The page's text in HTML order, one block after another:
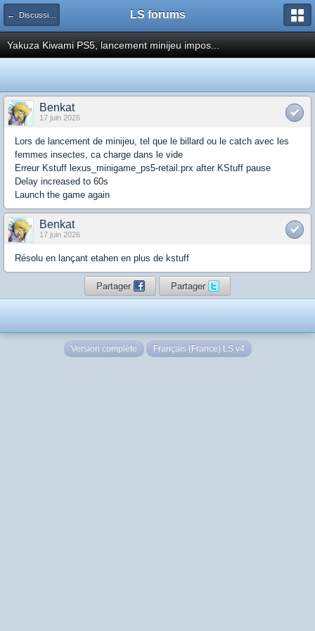
← Discussions générales (jeux, hardware...) LS forums
Yakuza Kiwami PS5, lancement minijeu impos...
Benkat
17 juin 2026
Lors de lancement de minijeu, tel que le billard ou le catch avec les
femmes insectes, ca charge dans le vide
Erreur Kstuff lexus_minigame_ps5-retail.prx after KStuff pause
Delay increased to 60s
Launch the game again
Benkat
17 juin 2026
Résolu en lançant etahen en plus de kstuff
Partager Partager
Version complète Français (France) LS v4